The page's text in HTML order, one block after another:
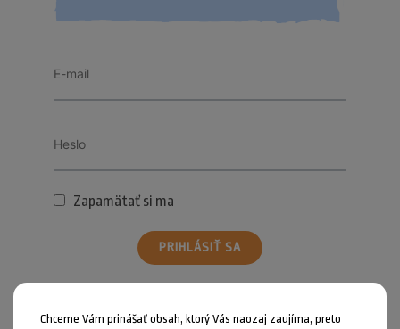
Zapamätať si ma
PRIHLÁSIŤ SA
Chceme Vám prinášať obsah, ktorý Vás naozaj zaujíma, preto